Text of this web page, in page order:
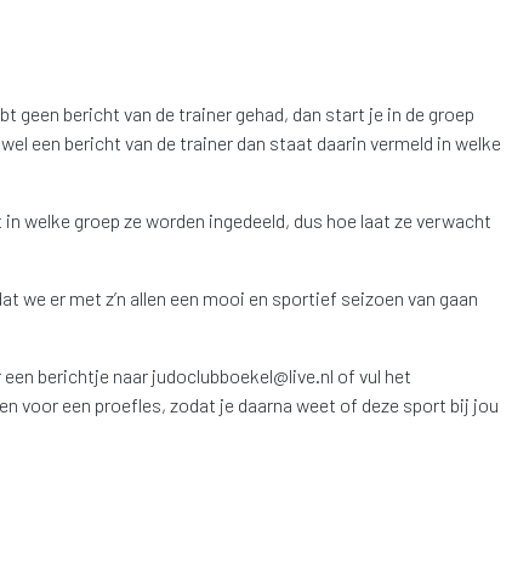
geen bericht van de trainer gehad, dan start je in de groep
een bericht van de trainer dan staat daarin vermeld in welke
welke groep ze worden ingedeeld, dus hoe laat ze verwacht
we er met z’n allen een mooi en sportief seizoen van gaan
berichtje naar judoclubboekel@live.nl of vul het
voor een proefles, zodat je daarna weet of deze sport bij jou